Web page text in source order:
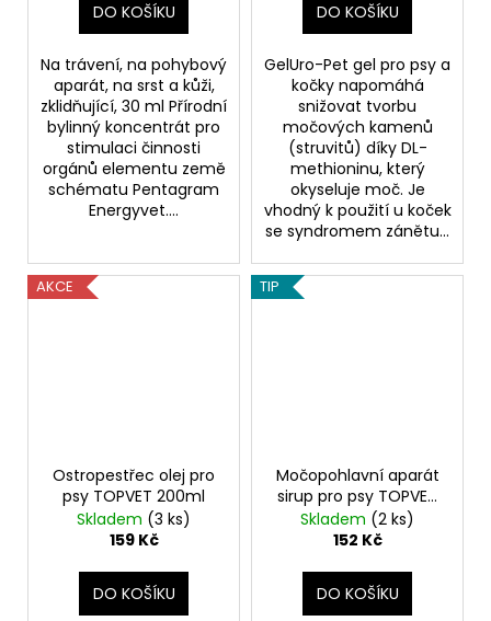
DO KOŠÍKU
Na trávení, na pohybový
aparát, na srst a kůži,
zklidňující, 30 ml Přírodní
bylinný koncentrát pro
stimulaci činnosti
orgánů elementu země
schématu Pentagram
Energyvet....
DO KOŠÍKU
GelUro-Pet gel pro psy a
kočky napomáhá
snižovat tvorbu
močových kamenů
(struvitů) díky DL-
methioninu, který
okyseluje moč. Je
vhodný k použití u koček
se syndromem zánětu...
AKCE
Ostropestřec olej pro
psy TOPVET 200ml
Skladem (3 ks)
159 Kč
DO KOŠÍKU
TIP
Močopohlavní aparát
sirup pro psy TOPVET
200ml
Skladem (2 ks)
152 Kč
DO KOŠÍKU